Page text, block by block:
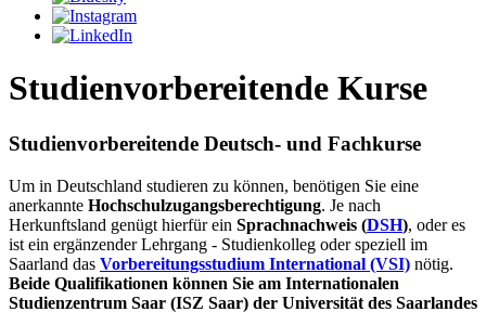
Studienvorbereitende Kurse
Studienvorbereitende Deutsch- und Fachkurse
Um in Deutschland studieren zu können, benötigen Sie eine
anerkannte Hochschulzugangsberechtigung. Je nach
Herkunftsland genügt hierfür ein Sprachnachweis (DSH), oder es
ist ein ergänzender Lehrgang - Studienkolleg oder speziell im
Saarland das Vorbereitungsstudium International (VSI) nötig.
Beide Qualifikationen können Sie am Internationalen
Studienzentrum Saar (ISZ Saar) der Universität des Saarlandes